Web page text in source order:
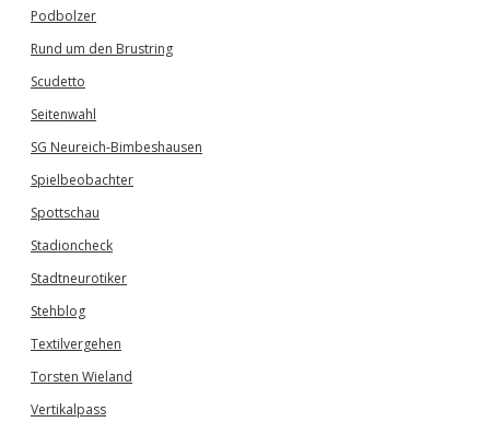
Podbolzer
Rund um den Brustring
Scudetto
Seitenwahl
SG Neureich-Bimbeshausen
Spielbeobachter
Spottschau
Stadioncheck
Stadtneurotiker
Stehblog
Textilvergehen
Torsten Wieland
Vertikalpass